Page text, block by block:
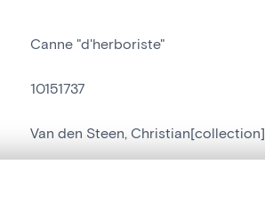
Canne "d'herboriste"
10151737
Van den Steen, Christian[collection]